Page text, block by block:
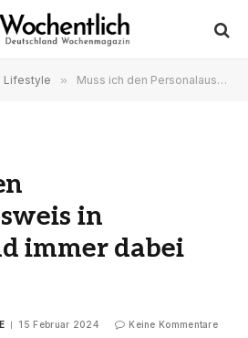
Lifestyle » Muss ich den Personalausweis in Deutschland immer dabei haben?
in
immer dabei
15 Februar 2024 Keine Kommentare